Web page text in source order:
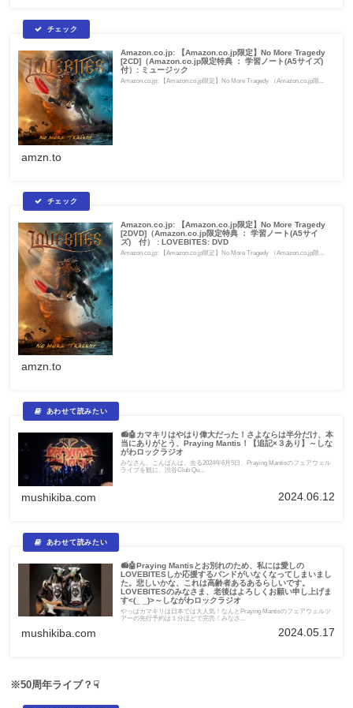
Amazon.co.jp: 【Amazon.co.jp限定】No More Tragedy
[2CD]（Amazon.co.jp限定特典 ： 学習ノート(A5サイズ)
付）: ミュージック
Amazon.co.jp: 【Amazon.co.jp限定】No More Tragedy （Amazon.co.jp限...
amzn.to
Amazon.co.jp: 【Amazon.co.jp限定】No More Tragedy
[2DVD]（Amazon.co.jp限定特典 ： 学習ノート(A5サイ
ズ) 付） : LOVEBITES: DVD
Amazon.co.jp: 【Amazon.co.jp限定】No More Tragedy （Amazon.co.jp限...
amzn.to
📻🤖カマキリはやはり偉大だった！さよならは半分だけ、本
当にありがとう、Praying Mantis！【追記×３あり】～しな
がわロックラジオ
みなさん、こんばんは。去る2024年6月5日、Praying Mantisのフェアウェル
ライブを観に、渋谷Club Qu...
mushikiba.com 2024.06.12
📻🤖Praying Mantisとお別れのため、私には愛しの
LOVEBITESしか応援するバンドがいなくなってしまいまし
た。悲しいかな、これは高齢者あるあるらしいです。
LOVEBITESのみなさま、老後はよろしくお願い申し上げま
す<(_ _)>～しながわロックラジオ
やっぱカマキリは日本では大人気！なんとPraying Mantisのフェアウェルツ
アーの先行予約は１分ほどで完売！みなさ...
mushikiba.com 2024.05.17
※50周年ライブ？☟